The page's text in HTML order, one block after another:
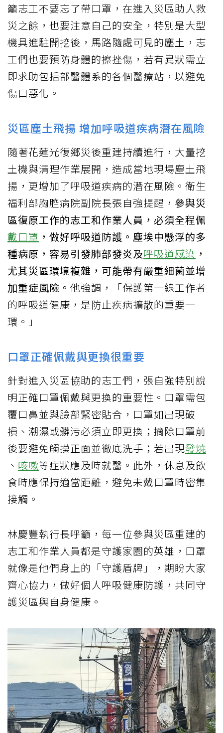
籲志工不要忘了帶口罩，在進入災區助人救
災之餘，也要注意自己的安全，特別是大型
機具進駐開挖後，馬路隨處可見的塵土，志
工們也要預防身體的擦挫傷，若有異狀需立
即求助包括部醫體系的各個醫療站，以避免
傷口惡化。
災區塵土飛揚 增加呼吸道疾病潛在風險
隨著花蓮光復鄉災後重建持續進行，大量挖
土機與清理作業展開，造成當地現場塵土飛
揚，更增加了呼吸道疾病的潛在風險。衛生
福利部胸腔病院副院長張自強提醒， 參與災
區復原工作的志工和作業人員，必須全程佩
戴口罩 ，做好呼吸道防護。塵埃中懸浮的多
種病原，容易引發肺部發炎及呼吸道感染 ，
尤其災區環境複雜，可能帶有嚴重細菌並增
加重症風險。 他強調，「保護第一線工作者
的呼吸道健康，是防止疾病擴散的重要一
環。」
口罩正確佩戴與更換很重要
針對進入災區協助的志工們，張自強特別說
明正確口罩佩戴與更換的重要性。口罩需包
覆口鼻並與臉部緊密貼合，口罩如出現破
損、潮濕或髒污必須立即更換；摘除口罩前
後要避免觸摸正面並徹底洗手；若出現發燒
、 咳嗽等症狀應及時就醫。此外，休息及飲
食時應保持適當距離，避免未戴口罩時密集
接觸。
林慶豐執行長呼籲，每一位參與災區重建的
志工和作業人員都是守護家園的英雄，口罩
就像是他們身上的「守護盾牌」，期盼大家
齊心協力，做好個人呼吸健康防護，共同守
護災區與自身健康。